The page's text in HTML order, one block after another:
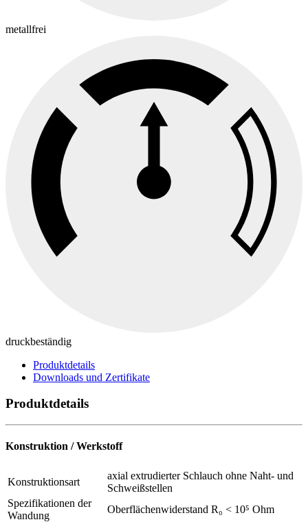
metallfrei
druckbeständig
Produktdetails
Downloads und Zertifikate
Produktdetails
Konstruktion / Werkstoff
Konstruktionsart
axial extrudierter Schlauch ohne Naht- und
Schweißstellen
Spezifikationen der
Wandung
Oberflächenwiderstand R₀ < 10⁵ Ohm